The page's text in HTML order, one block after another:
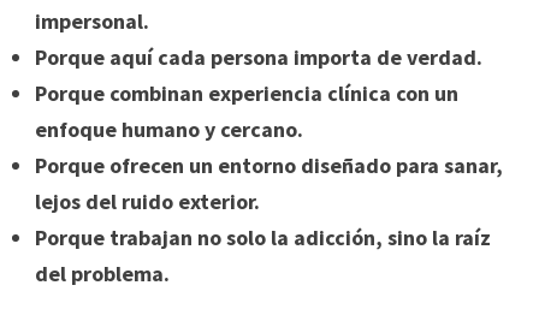
impersonal.
Porque aquí cada persona importa de verdad.
Porque combinan experiencia clínica con un
enfoque humano y cercano.
Porque ofrecen un entorno diseñado para sanar,
lejos del ruido exterior.
Porque trabajan no solo la adicción, sino la raíz
del problema.